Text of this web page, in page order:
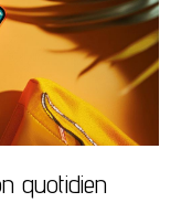
quotidien